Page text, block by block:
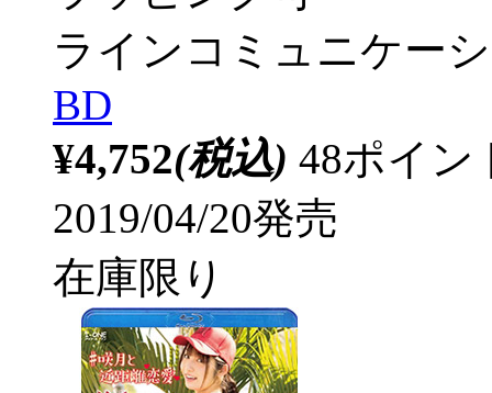
ラインコミュニケー
BD
¥4,752(税込) 48ポイ
2019/04/20発売
在庫限り